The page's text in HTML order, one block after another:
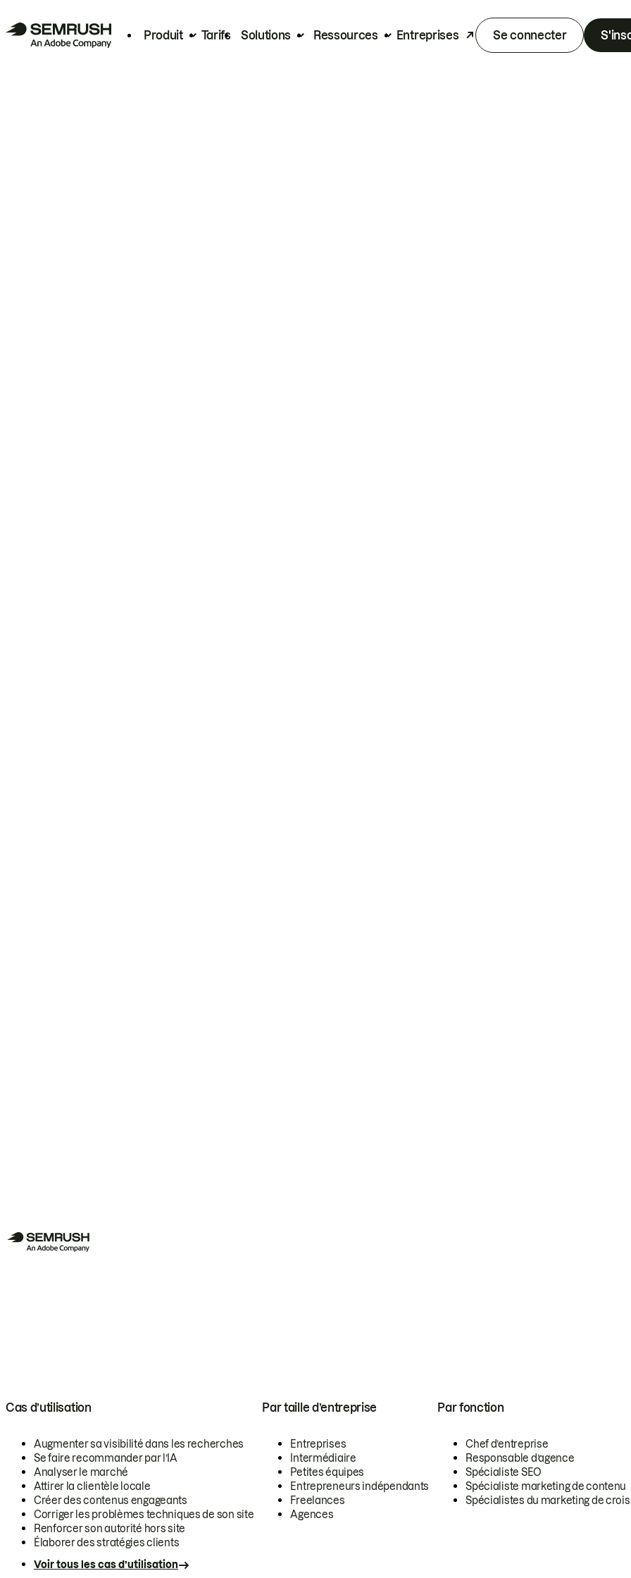
Produit Tarifs Solutions Ressources Entreprises Se connecter
Cas d’utilisation
Augmenter sa visibilité dans les recherches
Se faire recommander par l’IA
Analyser le marché
Attirer la clientèle locale
Créer des contenus engageants
Corriger les problèmes techniques de son site
Renforcer son autorité hors site
Élaborer des stratégies clients
Voir tous les cas d’utilisation
Par taille d’entreprise
Entreprises
Intermédiaire
Petites équipes
Entrepreneurs indépendants
Freelances
Agences
Par fonction
Chef d’entreprise
Responsable d’agence
Spécialiste SEO
Spécialiste marketing de contenu
Spécialistes du marketing de